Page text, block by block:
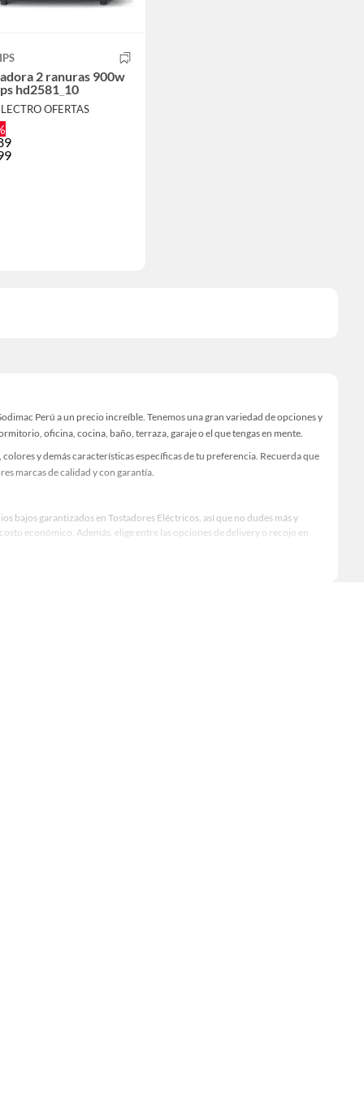
2 ranuras 900w
hd2581_10
OFERTAS
Perú a un precio increíble. Tenemos una gran variedad de opciones y
oficina, cocina, baño, terraza, garaje o el que tengas en mente.
y demás características específicas de tu preferencia. Recuerda que
marcas de calidad y con garantía.
bajos garantizados en Tostadores Eléctricos, así que no dudes más y
económico. Además, elige entre las opciones de delivery o recojo en